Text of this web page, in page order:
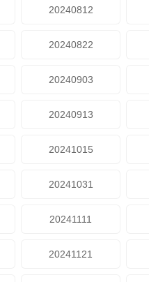
20240812
20240822
20240903
20240913
20241015
20241031
20241111
20241121